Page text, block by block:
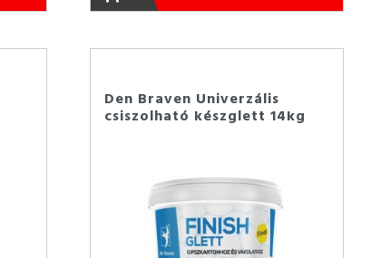
Den Braven Univerzális
csiszolható készglett 14kg